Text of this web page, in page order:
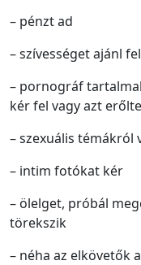
– pénzt ad
– szívességet ajánl
– pornográf
kér fel vagy azt
– szexuális témákról
– intim fotókat kér
– ölelget, próbál
törekszik
– néha az elkövetők